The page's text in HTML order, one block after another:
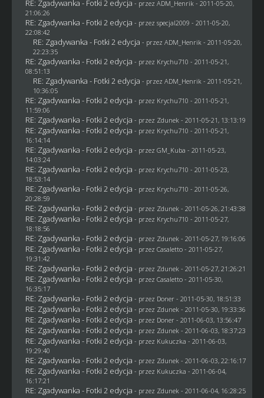
RE: Zgadywanka - Fotki 2 edycja - przez ADM_Henrik- 2011-05-20,
21:06:26
RE: Zgadywanka - Fotki 2 edycja - przez specjal2009 - 2011-05-20,
22:08:42
RE: Zgadywanka - Fotki 2 edycja - przez ADM_Henrik- 2011-05-20,
22:23:35
RE: Zgadywanka - Fotki 2 edycja - przez Krychu710 - 2011-05-21,
08:51:13
RE: Zgadywanka - Fotki 2 edycja - przez ADM_Henrik- 2011-05-21,
10:36:05
RE: Zgadywanka - Fotki 2 edycja - przez Krychu710 - 2011-05-21,
11:59:06
RE: Zgadywanka - Fotki 2 edycja - przez Zdunek- 2011-05-21, 13:13:19
RE: Zgadywanka - Fotki 2 edycja - przez Krychu710 - 2011-05-21,
16:14:14
RE: Zgadywanka - Fotki 2 edycja - przez GM_Kuba - 2011-05-23,
14:03:24
RE: Zgadywanka - Fotki 2 edycja - przez Krychu710 - 2011-05-23,
18:53:14
RE: Zgadywanka - Fotki 2 edycja - przez Krychu710 - 2011-05-26,
20:28:59
RE: Zgadywanka - Fotki 2 edycja - przez Zdunek- 2011-05-26, 21:43:38
RE: Zgadywanka - Fotki 2 edycja - przez Krychu710 - 2011-05-27,
18:18:56
RE: Zgadywanka - Fotki 2 edycja - przez Zdunek- 2011-05-27, 19:16:06
RE: Zgadywanka - Fotki 2 edycja - przez Casaletto- 2011-05-27,
19:31:42
RE: Zgadywanka - Fotki 2 edycja - przez Zdunek- 2011-05-27, 21:26:21
RE: Zgadywanka - Fotki 2 edycja - przez Casaletto- 2011-05-30,
16:35:17
RE: Zgadywanka - Fotki 2 edycja - przez Doner- 2011-05-30, 18:51:33
RE: Zgadywanka - Fotki 2 edycja - przez Zdunek- 2011-05-30, 19:33:36
RE: Zgadywanka - Fotki 2 edycja - przez Doner- 2011-06-03, 13:56:47
RE: Zgadywanka - Fotki 2 edycja - przez Zdunek- 2011-06-03, 18:37:23
RE: Zgadywanka - Fotki 2 edycja - przez Kukuczka - 2011-06-03,
19:29:40
RE: Zgadywanka - Fotki 2 edycja - przez Zdunek- 2011-06-03, 22:16:17
RE: Zgadywanka - Fotki 2 edycja - przez Kukuczka - 2011-06-04,
16:17:21
RE: Zgadywanka - Fotki 2 edycja - przez Zdunek- 2011-06-04, 16:28:25